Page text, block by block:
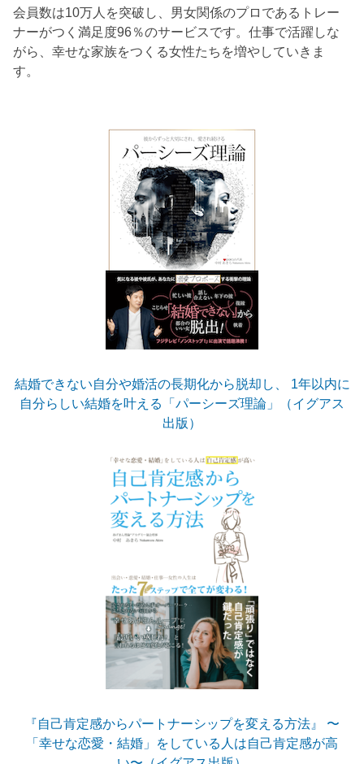
会員数は10万人を突破し、男女関係のプロであるトレー
ナーがつく満足度96％のサービスです。仕事で活躍しな
がら、幸せな家族をつくる女性たちを増やしていきま
す。
結婚できない自分や婚活の長期化から脱却し、 1年以内に
自分らしい結婚を叶える「パーシーズ理論」（イグアス
出版）
『自己肯定感からパートナーシップを変える方法』 〜
「幸せな恋愛・結婚」をしている人は自己肯定感が高